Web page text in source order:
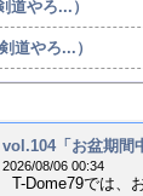
道やろ...）
道やろ...）
vol.104「お盆期間
2026/08/06 00:34
T-Dome79では、